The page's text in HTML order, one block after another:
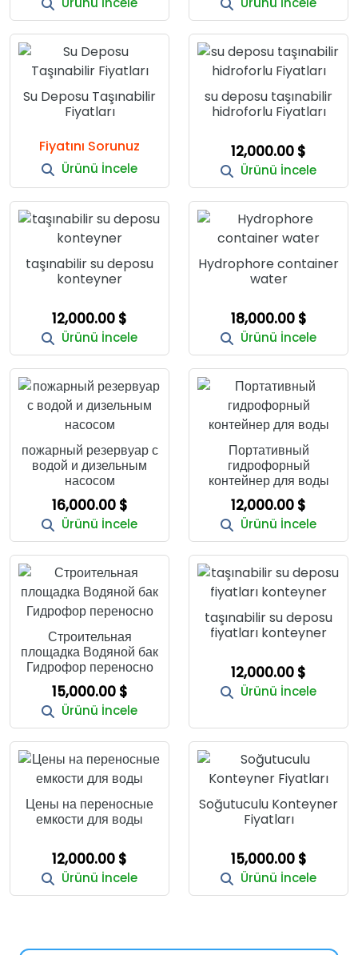
Su Deposu Taşınabilir
Fiyatları
Fiyatını Sorunuz
Ürünü İncele
su deposu taşınabilir
hidroforlu Fiyatları
12,000.00 $
Ürünü İncele
taşınabilir su deposu
konteyner
12,000.00 $
Ürünü İncele
Hydrophore container
water
18,000.00 $
Ürünü İncele
пожарный резервуар с
водой и дизельным
насосом
16,000.00 $
Ürünü İncele
Портативный
гидрофорный
контейнер для воды
12,000.00 $
Ürünü İncele
Строительная
площадка Водяной бак
Гидрофор переносно
15,000.00 $
Ürünü İncele
taşınabilir su deposu
fiyatları konteyner
12,000.00 $
Ürünü İncele
Цены на переносные
емкости для воды
12,000.00 $
Ürünü İncele
Soğutuculu Konteyner
Fiyatları
15,000.00 $
Ürünü İncele